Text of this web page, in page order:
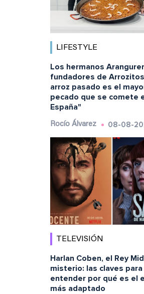
LIFESTYLE
Los hermanos
fundadores de
arroz pasado es el
pecado que se comete
España"
Rocío Álvarez 08-08-
TELEVISIÓN
Harlan Coben, el Rey
misterio: las claves para
entender por qué es el
más adaptado